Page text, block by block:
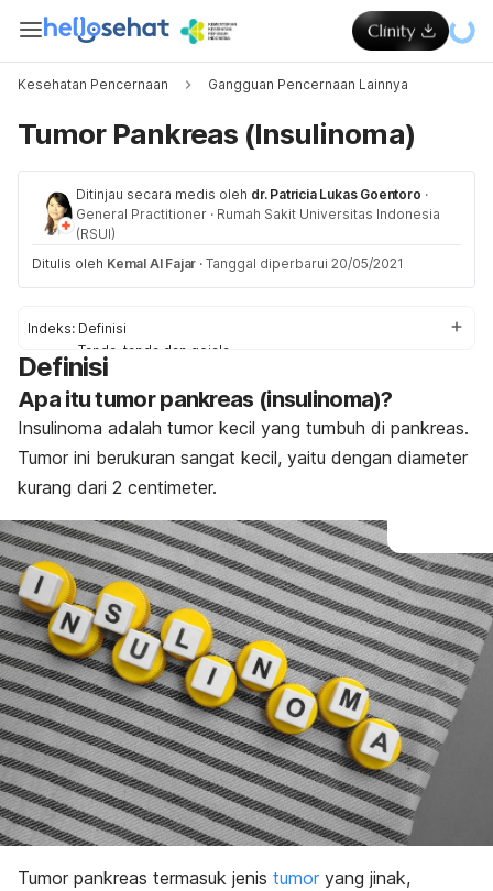
Kesehatan Pencernaan Gangguan Pencernaan Lainnya
Tumor Pankreas (Insulinoma)
Ditinjau secara medis oleh dr. Patricia Lukas Goentoro ·
General Practitioner · Rumah Sakit Universitas Indonesia
(RSUI)
Ditulis oleh Kemal Al Fajar · Tanggal diperbarui 20/05/2021
Indeks: Definisi
Tanda-tanda dan gejala
Penyebab
Faktor risiko
Obat dan pengobatan
Pengobatan di rumah
Definisi
Apa itu tumor pankreas (insulinoma)?
Insulinoma adalah tumor kecil yang tumbuh di pankreas.
Tumor ini berukuran sangat kecil, yaitu dengan diameter
kurang dari 2 centimeter.
Tumor pankreas termasuk jenis tumor yang jinak,